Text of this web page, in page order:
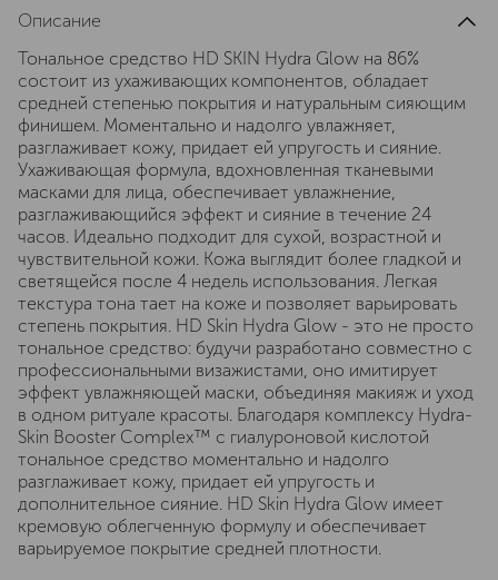
Описание
Тональное средство HD SKIN Hydra Glow на 86%
состоит из ухаживающих компонентов, обладает
средней степенью покрытия и натуральным сияющим
финишем. Моментально и надолго увлажняет,
разглаживает кожу, придает ей упругость и сияние.
Ухаживающая формула, вдохновленная тканевыми
масками для лица, обеспечивает увлажнение,
разглаживающийся эффект и сияние в течение 24
часов. Идеально подходит для сухой, возрастной и
чувствительной кожи. Кожа выглядит более гладкой и
светящейся после 4 недель использования. Легкая
текстура тона тает на коже и позволяет варьировать
степень покрытия. HD Skin Hydra Glow - это не просто
тональное средство: будучи разработано совместно с
профессиональными визажистами, оно имитирует
эффект увлажняющей маски, объединяя макияж и уход
в одном ритуале красоты. Благодаря комплексу Hydra-
Skin Booster Complex™ с гиалуроновой кислотой
тональное средство моментально и надолго
разглаживает кожу, придает ей упругость и
дополнительное сияние. HD Skin Hydra Glow имеет
кремовую облегченную формулу и обеспечивает
варьируемое покрытие средней плотности.